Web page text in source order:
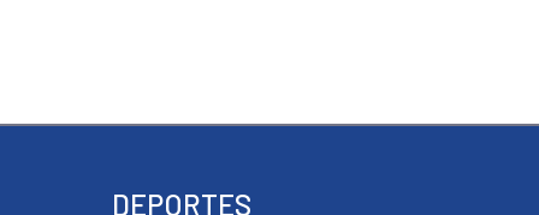
DEPORTES